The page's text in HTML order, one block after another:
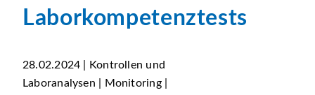
Laborkompetenztests
28.02.2024 | Kontrollen und
Laboranalysen | Monitoring |